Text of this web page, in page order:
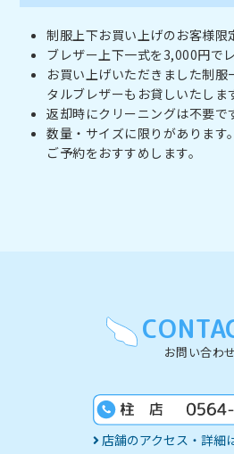
制服上下お買い上げのお客様限
ブレザー上下一式を3,000円で
お買い上げいただきました制服
タルブレザーもお貸しいたしま
返却時にクリーニングは不要で
数量・サイズに限りがあります
ご予約をおすすめします。
お問い合わせ
店舗のアクセス・詳細